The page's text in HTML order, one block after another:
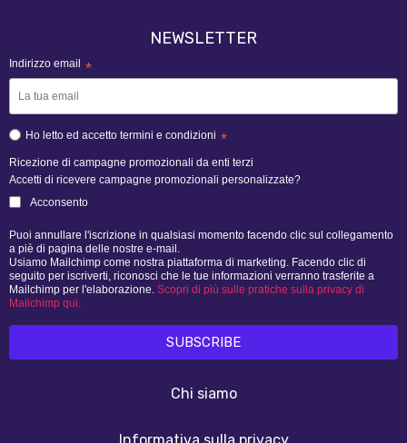
NEWSLETTER
Indirizzo email *
Ho letto ed accetto termini e condizioni *
Ricezione di campagne promozionali da enti terzi
Accetti di ricevere campagne promozionali personalizzate?
Acconsento
Puoi annullare l'iscrizione in qualsiasi momento facendo clic sul collegamento
a piè di pagina delle nostre e-mail.
Usiamo Mailchimp come nostra piattaforma di marketing. Facendo clic di
seguito per iscriverti, riconosci che le tue informazioni verranno trasferite a
Mailchimp per l'elaborazione. Scopri di più sulle pratiche sulla privacy di
Mailchimp qui.
Chi siamo